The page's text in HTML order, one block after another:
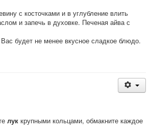
с косточками и в углубление влить
и запечь в духовке. Печеная айва с
будет не менее вкусное сладкое блюдо.
лук крупными кольцами, обмакните каждое